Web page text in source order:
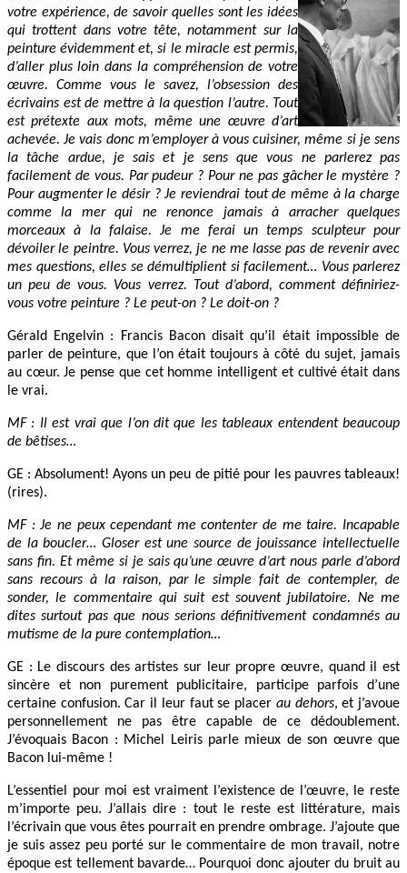
votre expérience, de savoir quelles sont les idées
qui trottent dans votre tête, notamment sur la
peinture évidemment et, si le miracle est permis,
d’aller plus loin dans la compréhension de votre
œuvre. Comme vous le savez, l’obsession des
écrivains est de mettre à la question l’autre. Tout
est prétexte aux mots, même une œuvre d’art
achevée. Je vais donc m’employer à vous cuisiner, même si je sens
la tâche ardue, je sais et je sens que vous ne parlerez pas
facilement de vous. Par pudeur ? Pour ne pas gâcher le mystère ?
Pour augmenter le désir ? Je reviendrai tout de même à la charge
comme la mer qui ne renonce jamais à arracher quelques
morceaux à la falaise. Je me ferai un temps sculpteur pour
dévoiler le peintre. Vous verrez, je ne me lasse pas de revenir avec
mes questions, elles se démultiplient si facilement… Vous parlerez
un peu de vous. Vous verrez. Tout d’abord, comment définiriez-
vous votre peinture ? Le peut-on ? Le doit-on ?
Gérald Engelvin : Francis Bacon disait qu’il était impossible de
parler de peinture, que l’on était toujours à côté du sujet, jamais
au cœur. Je pense que cet homme intelligent et cultivé était dans
le vrai.
MF : Il est vrai que l’on dit que les tableaux entendent beaucoup
de bêtises…
GE : Absolument! Ayons un peu de pitié pour les pauvres tableaux!
(rires).
MF : Je ne peux cependant me contenter de me taire. Incapable
de la boucler… Gloser est une source de jouissance intellectuelle
sans fin. Et même si je sais qu’une œuvre d’art nous parle d’abord
sans recours à la raison, par le simple fait de contempler, de
sonder, le commentaire qui suit est souvent jubilatoire. Ne me
dites surtout pas que nous serions définitivement condamnés au
mutisme de la pure contemplation…
GE : Le discours des artistes sur leur propre œuvre, quand il est
sincère et non purement publicitaire, participe parfois d’une
certaine confusion. Car il leur faut se placer au dehors, et j’avoue
personnellement ne pas être capable de ce dédoublement.
J’évoquais Bacon : Michel Leiris parle mieux de son œuvre que
Bacon lui-même !
L’essentiel pour moi est vraiment l’existence de l’œuvre, le reste
m’importe peu. J’allais dire : tout le reste est littérature, mais
l’écrivain que vous êtes pourrait en prendre ombrage. J’ajoute que
je suis assez peu porté sur le commentaire de mon travail, notre
époque est tellement bavarde… Pourquoi donc ajouter du bruit au